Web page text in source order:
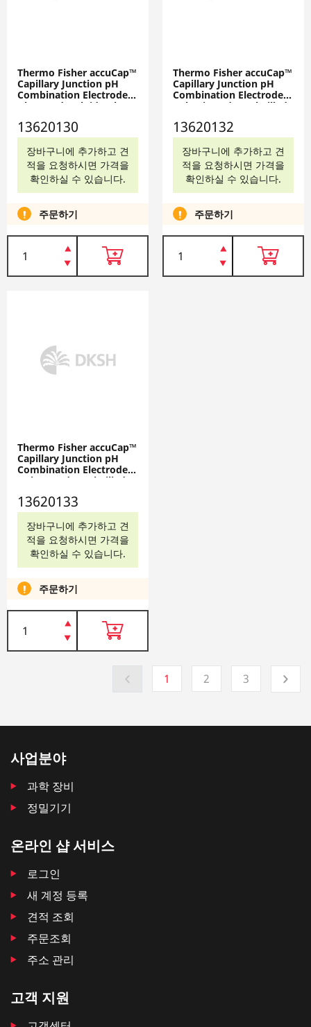
Thermo Fisher accuCap™
Capillary Junction pH
Combination Electrodes
Glass Body, Fluid Gel,
13620130
13620130
장바구니에 추가하고 견
적을 요청하시면 가격을
확인하실 수 있습니다.
주문하기
Thermo Fisher accuCap™
Capillary Junction pH
Combination Electrodes
- Plastic Body, Gel-Filled -
13620132
장바구니에 추가하고 견
적을 요청하시면 가격을
확인하실 수 있습니다.
주문하기
Thermo Fisher accuCap™
Capillary Junction pH
Combination Electrodes
- Glass Body, Gel-Filled
13620133
13620133
장바구니에 추가하고 견
적을 요청하시면 가격을
확인하실 수 있습니다.
주문하기
1 2 3
사업분야
과학 장비
정밀기기
온라인 샵 서비스
로그인
새 계정 등록
견적 조회
주문조회
주소 관리
고객 지원